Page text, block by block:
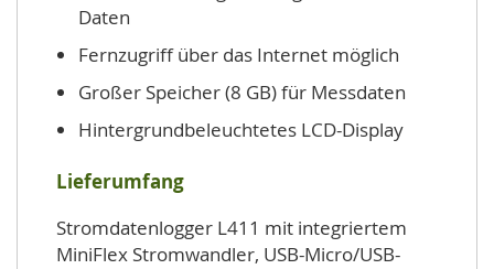
Daten
Fernzugriff über das Internet möglich
Großer Speicher (8 GB) für Messdaten
Hintergrundbeleuchtetes LCD-Display
Lieferumfang
Stromdatenlogger L411 mit integriertem
MiniFlex Stromwandler, USB-Micro/USB-